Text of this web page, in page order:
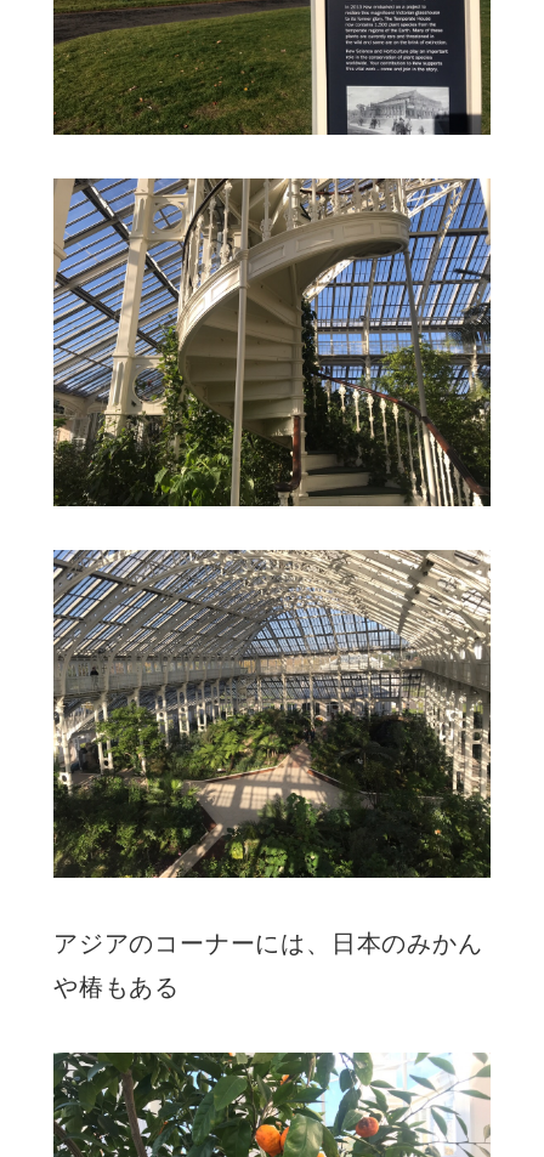
アジアのコーナーには、日本のみかん
や椿もある